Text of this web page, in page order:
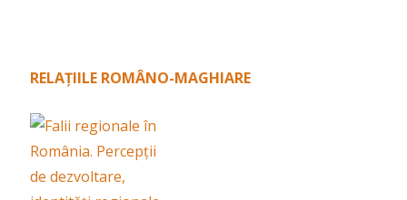
RELAȚIILE ROMÂNO-MAGHIARE